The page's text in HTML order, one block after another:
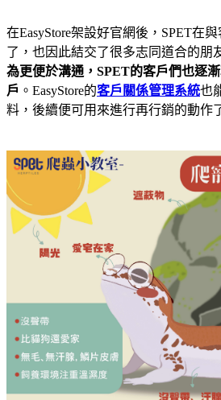
在EasyStore架設好官網後，SPET在
了，也因此結交了很多志同道合的朋
為更便於溝通，SPET的客戶們也逐
戶 。EasyStore的客戶關係管理系統也
料，後續便可用來進行再行銷的動作